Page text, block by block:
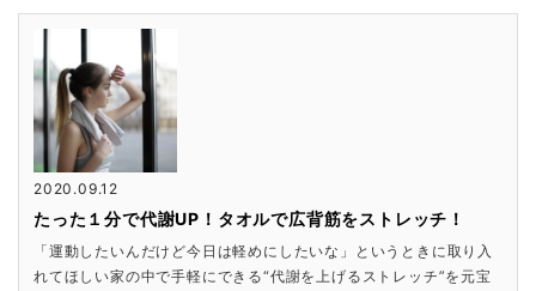
2020.09.12
たった１分で代謝UP！タオルで広背筋をストレッチ！
「運動したいんだけど今日は軽めにしたいな」というときに取り入
れてほしい家の中で手軽にできる“代謝を上げるストレッチ”を元宝